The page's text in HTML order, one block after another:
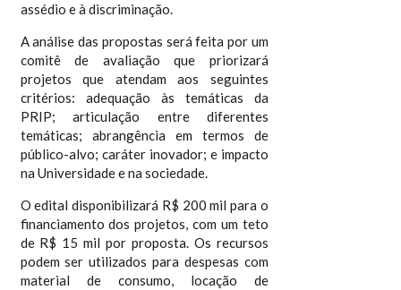
assédio e à discriminação.
A análise das propostas será feita por um
comitê de avaliação que priorizará
projetos que atendam aos seguintes
critérios: adequação às temáticas da
PRIP; articulação entre diferentes
temáticas; abrangência em termos de
público-alvo; caráter inovador; e impacto
na Universidade e na sociedade.
O edital disponibilizará R$ 200 mil para o
financiamento dos projetos, com um teto
de R$ 15 mil por proposta. Os recursos
podem ser utilizados para despesas com
material de consumo, locação de